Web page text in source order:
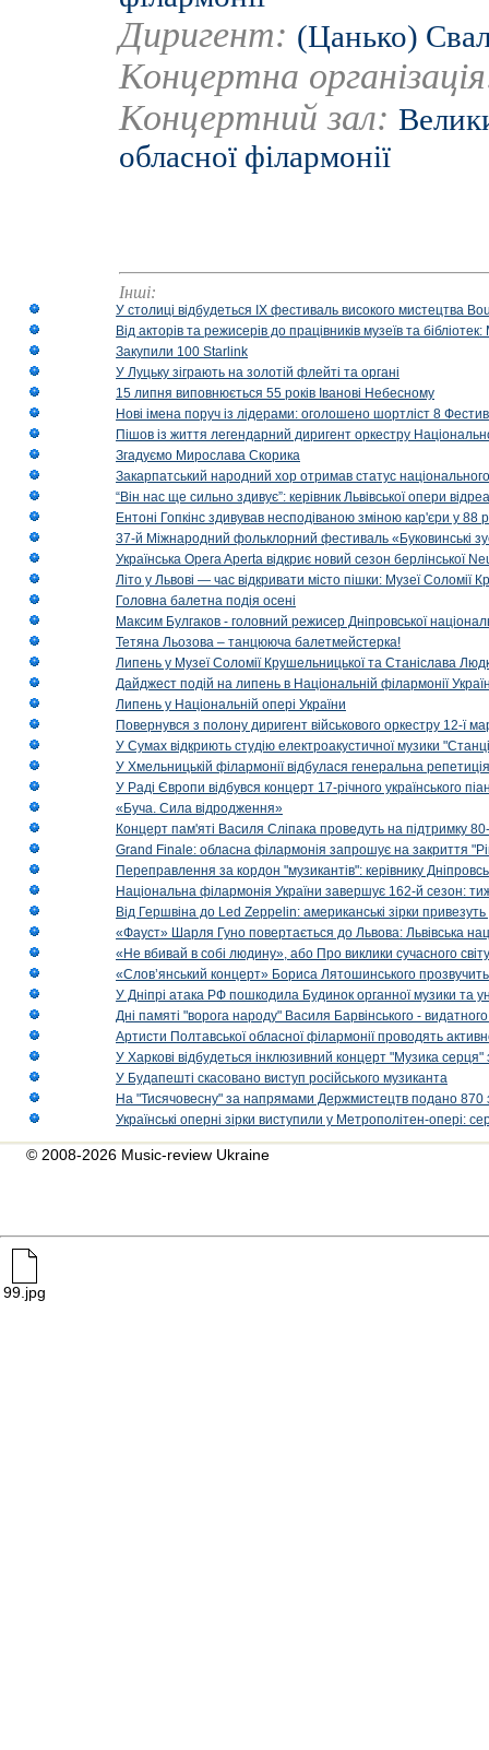
Диригент: (Цанько)
Концертна
Концертний зал:
обласної філармонії
Інші:
У столиці відбудеться IX фестиваль високого мистецтва
Від акторів та режисерів до працівників музеїв та
Закупили 100 Starlink
У Луцьку зіграють на золотій флейті та органі
15 липня виповнюється 55 років Іванові Небесному
Нові імена поруч із лідерами: оголошено шортліст 8
Пішов із життя легендарний диригент оркестру
Згадуємо Мирослава Скорика
Закарпатський народний хор отримав статус національного
“Він нас ще сильно здивує”: керівник Львівської опери
Ентоні Гопкінс здивував несподіваною зміною кар'єри у 88
37-й Міжнародний фольклорний фестиваль «Буковинські
Українська Opera Aperta відкриє новий сезон берлінської
Літо у Львові — час відкривати місто пішки: Музеї Соломії
Головна балетна подія осені
Максим Булгаков - головний режисер Дніпровської
Тетяна Льозова – танцююча балетмейстерка!
Липень у Музеї Соломії Крушельницької та Станіслава
Дайджест подій на липень в Національній філармонії
Липень у Національній опері України
Повернувся з полону диригент військового оркестру 12-ї
У Сумах відкриють студію електроакустичної музики
У Хмельницькій філармонії відбулася генеральна
У Раді Європи відбувся концерт 17-річного українського
«Буча. Сила відродження»
Концерт пам'яті Василя Сліпака проведуть на підтримку
Grand Finale: обласна філармонія запрошує на закриття
Переправлення за кордон "музикантів": керівнику
Національна філармонія України завершує 162-й сезон:
Від Гершвіна до Led Zeppelin: американські зірки
«Фауст» Шарля Гуно повертається до Львова: Львівська
«Не вбивай в собі людину», або Про виклики сучасного світу
«Слов’янський концерт» Бориса Лятошинського
У Дніпрі атака РФ пошкодила Будинок органної музики та
Дні памяті "ворога народу" Василя Барвінського -
Артисти Полтавської обласної філармонії проводять
У Харкові відбудеться інклюзивний концерт "Музика
У Будапешті скасовано виступ російського музиканта
На "Тисячовесну" за напрямами Держмистецтв подано 870
Українські оперні зірки виступили у Метрополітен-опері:
© 2008-2026 Music-review Ukraine
99.jpg